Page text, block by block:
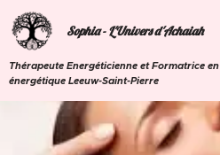
Sophia - L'Univers d'Achaiah
Thérapeute Energéticienne et Formatrice en
énergétique Leeuw-Saint-Pierre